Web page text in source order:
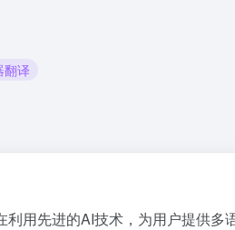
翻译
用先进的AI技术，为用户提供多